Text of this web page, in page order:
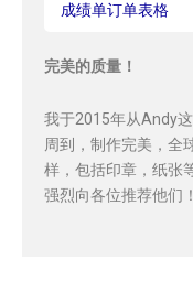
成绩单订单表格
完美的质量！
我于2015年从Andy
周到，制作完美，全
样，包括印章，纸张
强烈向各位推荐他们！